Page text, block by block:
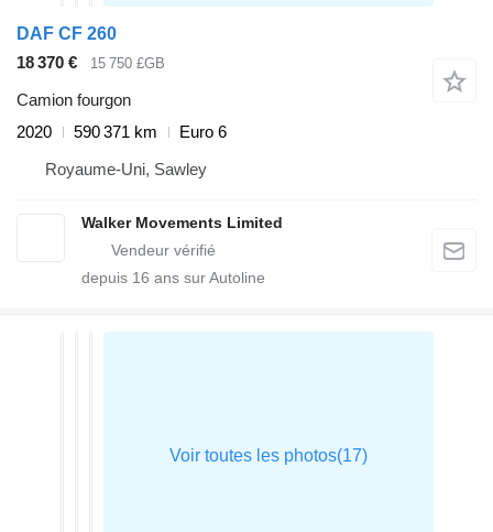
DAF CF 260
18 370 €
15 750 £GB
Camion fourgon
2020
590 371 km
Euro 6
Royaume-Uni, Sawley
Walker Movements Limited
depuis 16 ans sur Autoline